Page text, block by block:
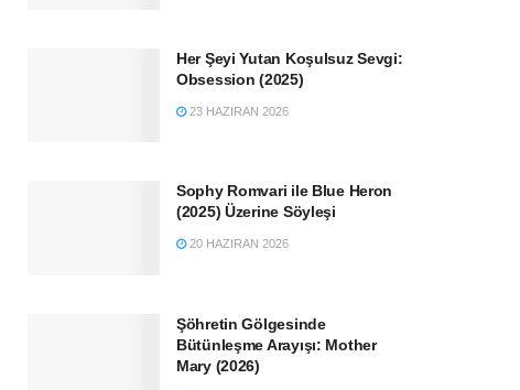
Her Şeyi Yutan Koşulsuz Sevgi:
Obsession (2025)
23 HAZIRAN 2026
Sophy Romvari ile Blue Heron
(2025) Üzerine Söyleşi
20 HAZIRAN 2026
Şöhretin Gölgesinde
Bütünleşme Arayışı: Mother
Mary (2026)